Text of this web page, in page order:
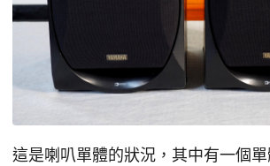
這是喇叭單體的狀況，其中有一個